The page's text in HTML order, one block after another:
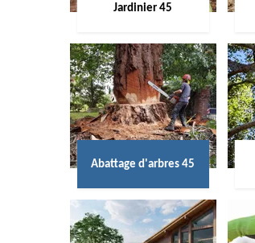
Jardinier 45
Abattage d'arbres 45